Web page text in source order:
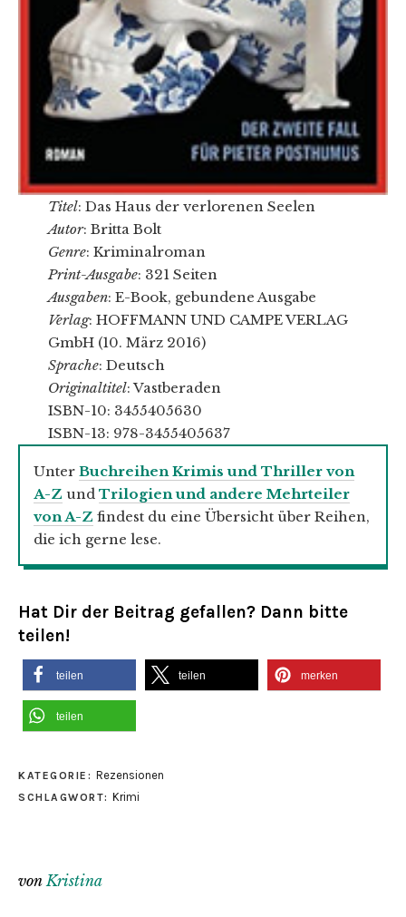
Titel: Das Haus der verlorenen Seelen
Autor: Britta Bolt
Genre: Kriminalroman
Print-Ausgabe: 321 Seiten
Ausgaben: E-Book, gebundene Ausgabe
Verlag: HOFFMANN UND CAMPE VERLAG
GmbH (10. März 2016)
Sprache: Deutsch
Originaltitel: Vastberaden
ISBN-10: 3455405630
ISBN-13: 978-3455405637
Unter Buchreihen Krimis und Thriller von
A-Z und Trilogien und andere Mehrteiler
von A-Z findest du eine Übersicht über Reihen,
die ich gerne lese.
Hat Dir der Beitrag gefallen? Dann bitte
teilen!
teilen teilen merken
teilen
KATEGORIE: Rezensionen
SCHLAGWORT: Krimi
vonKristina